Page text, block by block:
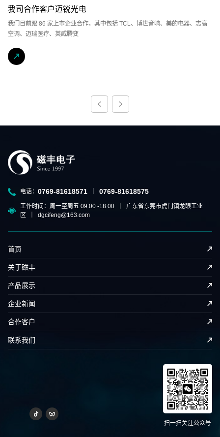
我司合作客户迈锐光电
我们目前跟 86 家上市企业合作，其中包括 TCL、博世音响、美的电器、志高
空调、迈瑞医疗、英威腾变
电话： 0769-81618571 0769-81618575
工作时间：周一至周五 09:00 -18:00 ｜ 广东省东莞市虎门镇龙眼工业
区 ｜ dgcifeng@163.com
首页
关于磁丰
产品展示
企业新闻
合作客户
联系我们
扫一扫关注公众号